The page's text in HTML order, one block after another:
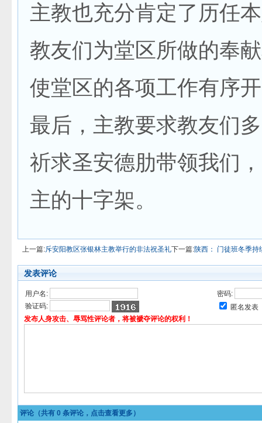
主教也充分肯定了历任
教友们为堂区所做的奉
使堂区的各项工作有序
最后，主教要求教友们
祈求圣安德肋带领我们
主的十字架。
上一篇:斥安阳教区张银林主教举行的非法祝圣礼下一篇:陕西： 门徒班冬季持
发表评论
用户名:
密码:
验证码:
匿名发表
发布人身攻击、辱骂性评论者，将被褫夺评论的权利！
评论（共有 0 条评论，点击查看更多）